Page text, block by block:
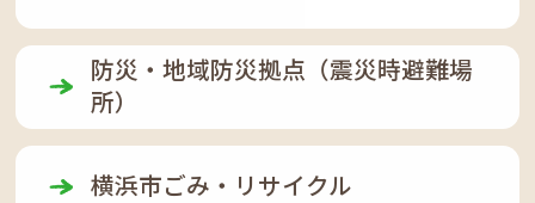
防災・地域防災拠点（震災時避難場
所）
横浜市ごみ・リサイクル